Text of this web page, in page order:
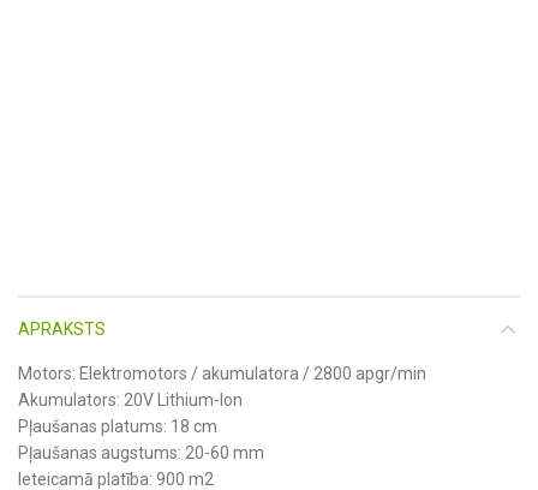
APRAKSTS
Motors: Elektromotors / akumulatora / 2800 apgr/min
Akumulators: 20V Lithium-Ion
Pļaušanas platums: 18 cm
Pļaušanas augstums: 20-60 mm
Ieteicamā platība: 900 m2